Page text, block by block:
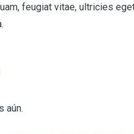
feugiat vitae, ultricies
aún.